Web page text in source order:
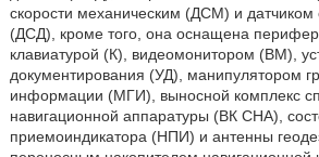
скорости механическим (ДСМ) и датчиком
(ДСД), кроме того, она оснащена
клавиатурой (К), видеомонитором (ВМ),
документирования (УД), манипулятором
информации (МГИ), выносной комплекс
навигационной аппаратуры (ВК СНА),
приемоиндикатора (НПИ) и антенны